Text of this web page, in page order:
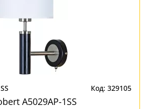
Код: 329105
A5029AP-1SS